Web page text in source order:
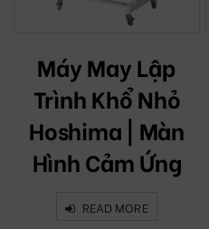
Máy May Lập
Trình Khổ Nhỏ
Hoshima | Màn
Hình Cảm Ứng
READ MORE